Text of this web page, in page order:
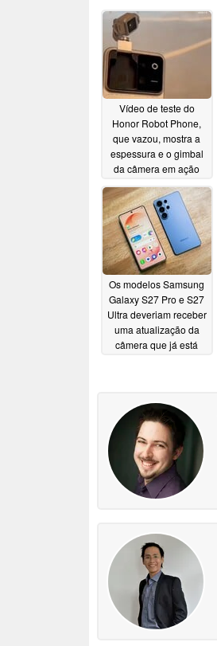
Vídeo de teste do
Honor Robot Phone,
que vazou, mostra a
espessura e o gimbal
da câmera em ação
07/18/2026
Os modelos Samsung
Galaxy S27 Pro e S27
Ultra deveriam receber
uma atualização da
câmera que já está